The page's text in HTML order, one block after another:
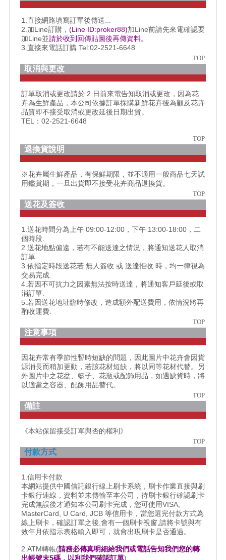
1.直接網路填寫訂單後傳送...
2.加Line訂購， (Line ID:proker88)加Line前請先來電確認要
加Line並請於收到回傳貼圖後再傳資料。
3.直接來電話訂購 Tel:02-2521-6648
TOP
取消與更改
訂單取消或更改請於 2 日前來電告知取消或更改，因為花
卉為生鮮產品，本公司依據訂單採購新鮮花卉後為顧及花卉
品質即不接受取消或更改延後日期出貨。
TEL：02-2521-6648
TOP
退換貨說明
※花卉屬生鮮產品，有保鮮期限，並不適用一般商品七天試
用鑑賞期，一旦出貨即不接受花卉商品退換貨。
TOP
送花及簽收
1.送花時間分為上午 09:00-12:00，下午 13:00-18:00，二
個時段.
2.送花地點偏遠，若有不能送達之情況，將通知送花人取消
訂單.
3.依指定時段送花若 無人簽收 或 送達拒收 時，均一律視為
交易完成.
4.若因不可抗力之因素無法按時送達，將通知客戶延後或取
消訂單.
5.若因送花地址臨時修改，造成額外配送費用，依情況將再
酌收運費.
TOP
注意事項
因花卉常有季節性暫時短缺的問題，因此圖片中花卉會因貨
源消長而稍加更動，若該花材短缺，將以同等花材代替。另
外圖片中之花盆、籃子、花瓶或配飾用品，如遇缺貨時，將
以適當之容器、配飾用品替代。
TOP
備註
《本站保留接受訂單與否的權利》
TOP
付款方式
1.信用卡付款
本網站提供中國信託銀行線上刷卡系統，刷卡作業直接與刷
卡銀行連線，資料並未傳輸至本公司，待刷卡銀行確認刷卡
完成無誤後才通知本公司刷卡完成，您可使用VISA,
MasterCard, U Card, JCB 等信用卡，當您選完付款方式為
線上刷卡，確認訂單之後,會有一個刷卡視窗,請將卡號與有
效年月依指示表格輸入即可，就會出現刷卡是否通過。
2.ATM轉帳(請務必傳真明細給我們或電話告知我們您的轉
出帳號末5碼，以利我們確認訂單)